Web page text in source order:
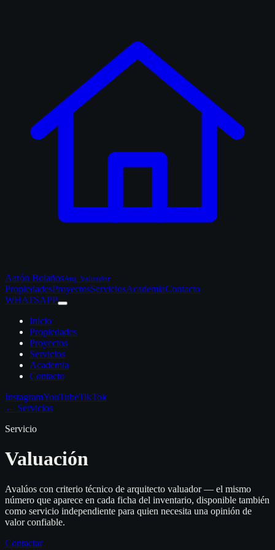
Aarón BolañosArq. Valuador
PropiedadesProyectosServiciosAcademiaContacto
WHATSAPP
Inicio
Propiedades
Proyectos
Servicios
Academia
Contacto
InstagramYouTubeTikTok
← Servicios
Servicio
Valuación
Avalúos con criterio técnico de arquitecto valuador — el mismo
número que aparece en cada ficha del inventario, disponible también
como servicio independiente para quien necesita una opinión de
valor confiable.
Contactar